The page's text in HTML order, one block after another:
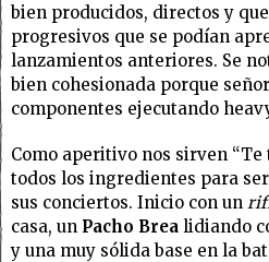
bien producidos, directos y
progresivos que se podían
lanzamientos anteriores. Se
bien cohesionada porque
componentes ejecutando
Como aperitivo nos sirven
todos los ingredientes para
sus conciertos. Inicio con un
casa, un Pacho Brea lidiando
y una muy sólida base en la